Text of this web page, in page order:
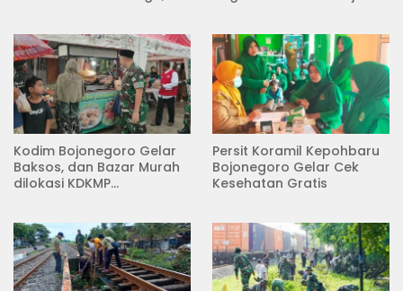
Kodim Bojonegoro Gelar
Baksos, dan Bazar Murah
dilokasi KDKMP
Persit Koramil Kepohbaru
Bojonegoro Gelar Cek
Kesehatan Gratis